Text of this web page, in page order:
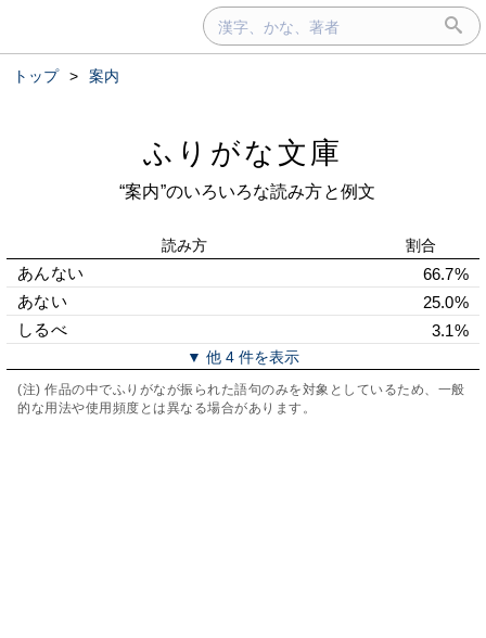
トップ > 案内
ふりがな文庫
“案内”のいろいろな読み方と例文
読み方 割合
あんない
66.7%
あない
25.0%
しるべ
3.1%
▼ 他 4 件を表示
(注) 作品の中でふりがなが振られた語句のみを対象としているため、一般
的な用法や使用頻度とは異なる場合があります。